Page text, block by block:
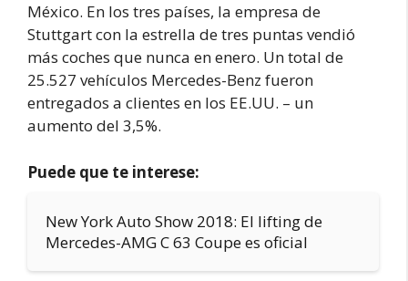
México. En los tres países, la empresa de
Stuttgart con la estrella de tres puntas vendió
más coches que nunca en enero. Un total de
25.527 vehículos Mercedes-Benz fueron
entregados a clientes en los EE.UU. – un
aumento del 3,5%.
Puede que te interese:
New York Auto Show 2018: El lifting de
Mercedes-AMG C 63 Coupe es oficial